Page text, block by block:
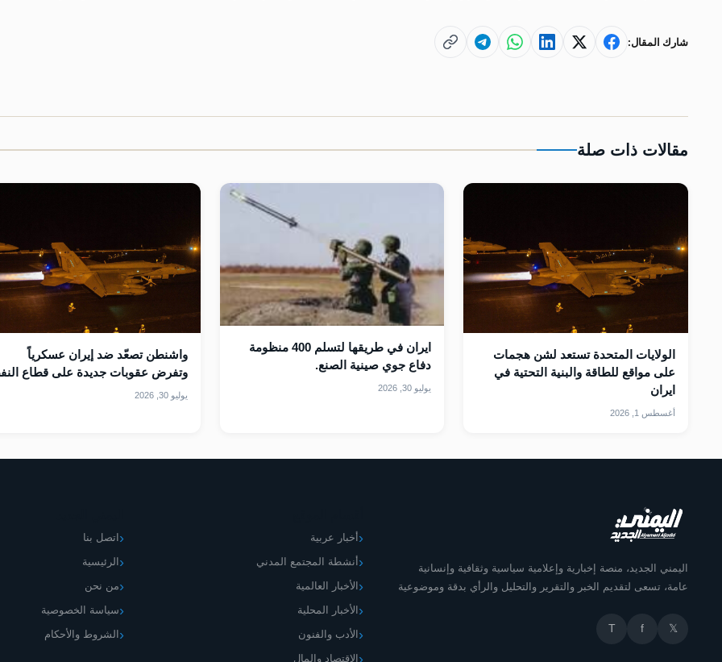
شارك المقال:
مقالات ذات صلة
الولايات المتحدة تستعد لشن هجمات
على مواقع للطاقة والبنية التحتية في
ايران
أغسطس 1, 2026
ايران في طريقها لتسلم 400 منظومة
دفاع جوي صينية الصنع.
يوليو 30, 2026
واشنطن تصعّد ضد إيران عسكرياً
وتفرض عقوبات جديدة على قطاع
يوليو 30, 2026
اليمني الجديد، منصة إخبارية وإعلامية سياسية وثقافية وإنسانية
عامة، تسعى لتقديم الخبر والتقرير والتحليل والرأي بدقة وموضوعية
𝕏
f
T
أخبار عربية
أنشطة المجتمع المدني
الأخبار العالمية
الأخبار المحلية
الأدب والفنون
الاقتصاد والمال
اتصل بنا
الرئيسية
من نحن
سياسة الخصوصية
الشروط والأحكام